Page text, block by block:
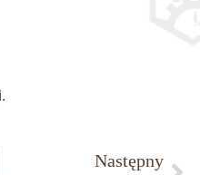
Następny